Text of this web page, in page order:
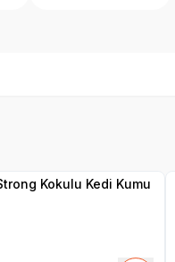
Kokulu Kedi Kumu